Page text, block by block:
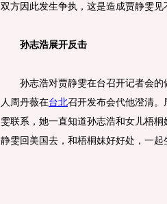
双方因此发生争执，这是造成贾静雯见
孙志浩展开反击
孙志浩对贾静雯在台召开记者会的
人周丹薇在台北召开发布会代他澄清。
雯联系，她一直知道孙志浩和女儿梧
静雯回美国去，和梧桐妹好好处，一